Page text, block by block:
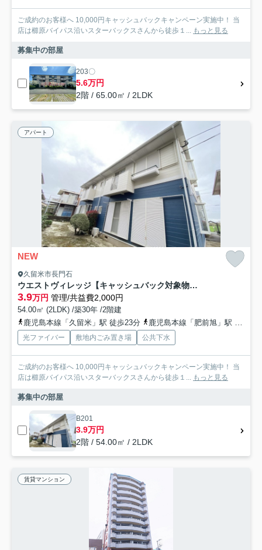
ご成約のお客様へ 10,000円キャッシュバックキャンペーン実施中！ 当
店は櫛原バイパス沿いスターバックスさんから徒歩１...
もっと見る
募集中の部屋
203〇
5.6万円
2階 / 65.00㎡ / 2LDK
アパート
NEW
久留米市長門石
ウエストヴィレッジ【キャッシュバック対象物件】
3.9万円 管理/共益費2,000円
54.00㎡ (2LDK) /築30年 /2階建
鹿児島本線「久留米」駅 徒歩23分
鹿児島本線「肥前旭」駅 徒歩39分
光ファイバー 敷地内ごみ置き場 公共下水
ご成約のお客様へ 10,000円キャッシュバックキャンペーン実施中！ 当
店は櫛原バイパス沿いスターバックスさんから徒歩１...
もっと見る
募集中の部屋
B201
3.9万円
2階 / 54.00㎡ / 2LDK
賃貸マンション